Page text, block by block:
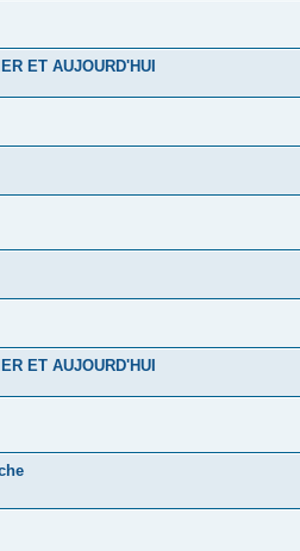
ET AUJOURD'HUI
ET AUJOURD'HUI